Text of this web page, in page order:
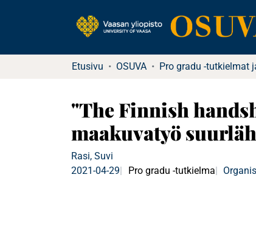
Etusivu OSUVA
"The Finnish
maakuvatyö
Rasi, Suvi
2021-04-29
Pro gradu -tutkielma